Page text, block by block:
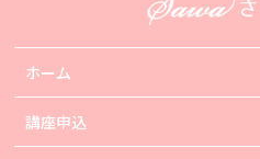
ホーム
講座申込